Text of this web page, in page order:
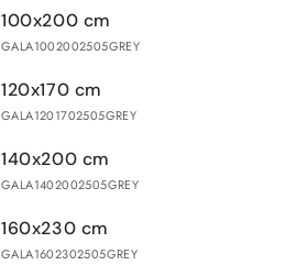
100x200 cm
GALA1002002505GREY
120x170 cm
GALA1201702505GREY
140x200 cm
GALA1402002505GREY
160x230 cm
GALA1602302505GREY